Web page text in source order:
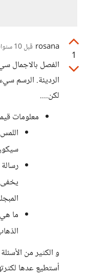
1
rosana قبل 10 سنوات
الفصل بالاجمال
الرديئة. الرسم
لكن....
معلومات
يخفى
ما
و الكثير من
أستطيع عدها